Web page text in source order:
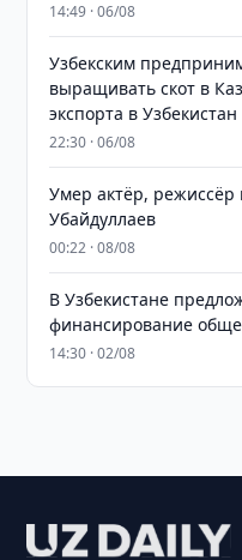
14:49 · 06/08
Узбекским
выращивать скот в
экспорта в Узбекистан
22:30 · 06/08
Умер актёр, режиссёр
Убайдуллаев
00:22 · 08/08
В Узбекистане
финансирование
14:30 · 02/08